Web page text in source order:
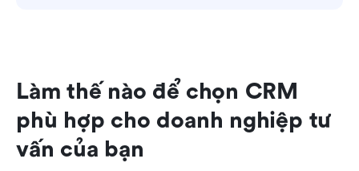
Làm thế nào để chọn CRM
phù hợp cho doanh nghiệp tư
vấn của bạn